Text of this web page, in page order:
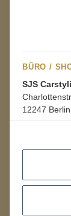
BÜRO /
SJS
12247 Berlin
LAGER /
SJS